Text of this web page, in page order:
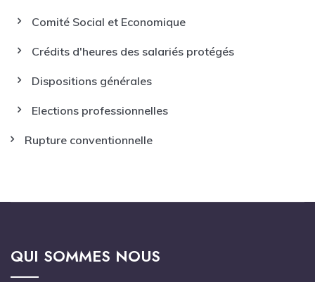
Comité Social et Economique
Crédits d'heures des salariés protégés
Dispositions générales
Elections professionnelles
Rupture conventionnelle
QUI SOMMES NOUS